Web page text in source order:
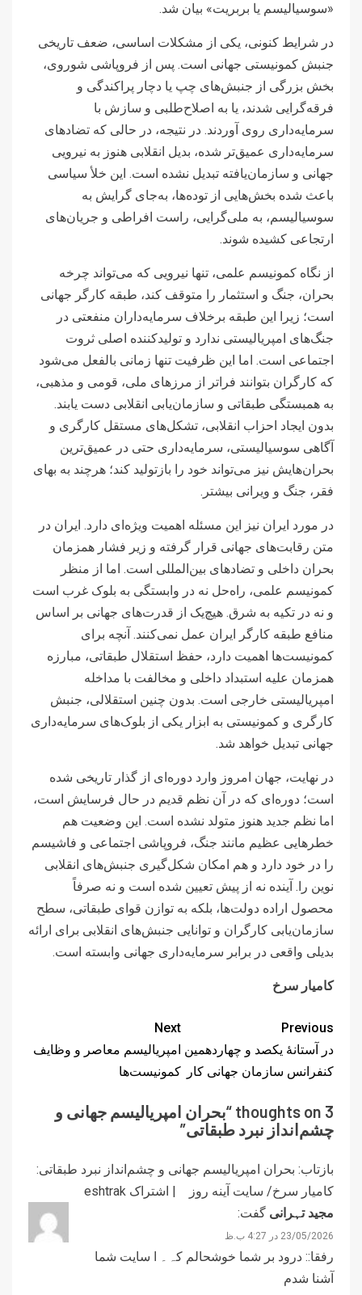
«سوسیالیسم یا بربریت» بیان شد.
در شرایط کنونی، یکی از مشکلات اساسی، ضعف تاریخی
جنبش کمونیستی جهانی است. پس از فروپاشی شوروی،
بخش بزرگی از جنبش‌های چپ یا دچار پراکندگی و
فرقه‌گرایی شدند، یا به اصلاح‌طلبی و سازش با
سرمایه‌داری روی آوردند. در نتیجه، در حالی که تضادهای
سرمایه‌داری عمیق‌تر شده، بدیل انقلابی هنوز به نیرویی
جهانی و سازمان‌یافته تبدیل نشده است. این خلأ سیاسی
باعث شده بخش‌هایی از توده‌ها، به‌جای گرایش به
سوسیالیسم، به ملی‌گرایی، راست افراطی و جریان‌های
ارتجاعی کشیده شوند.
از نگاه کمونیسم علمی، تنها نیرویی که می‌تواند چرخه
بحران، جنگ و استثمار را متوقف کند، طبقه کارگر جهانی
است؛ زیرا این طبقه برخلاف سرمایه‌داران منفعتی در
جنگ‌های امپریالیستی ندارد و تولیدکننده اصلی ثروت
اجتماعی است. اما این ظرفیت تنها زمانی بالفعل می‌شود
که کارگران بتوانند فراتر از مرزهای ملی، قومی و مذهبی،
به همبستگی طبقاتی و سازمان‌یابی انقلابی دست یابند.
بدون ایجاد احزاب انقلابی، تشکل‌های مستقل کارگری و
آگاهی سوسیالیستی، سرمایه‌داری حتی در عمیق‌ترین
بحران‌هایش نیز می‌تواند خود را بازتولید کند؛ هرچند به بهای
فقر، جنگ و ویرانی بیشتر.
در مورد ایران نیز این مسئله اهمیت ویژه‌ای دارد. ایران در
متن رقابت‌های جهانی قرار گرفته و زیر فشار همزمان
بحران داخلی و تضادهای بین‌المللی است. اما از منظر
کمونیسم علمی، راه‌حل نه در وابستگی به بلوک غرب است
و نه در تکیه به شرق. هیچ‌یک از قدرت‌های جهانی بر اساس
منافع طبقه کارگر ایران عمل نمی‌کنند. آنچه برای
کمونیست‌ها اهمیت دارد، حفظ استقلال طبقاتی، مبارزه
همزمان علیه استبداد داخلی و مخالفت با مداخله
امپریالیستی خارجی است. بدون چنین استقلالی، جنبش
کارگری و کمونیستی به ابزار یکی از بلوک‌های سرمایه‌داری
جهانی تبدیل خواهد شد.
در نهایت، جهان امروز وارد دوره‌ای از گذار تاریخی شده
است؛ دوره‌ای که در آن نظم قدیم در حال فرسایش است،
اما نظم جدید هنوز متولد نشده است. این وضعیت هم
خطرهایی عظیم مانند جنگ، فروپاشی اجتماعی و فاشیسم
را در خود دارد و هم امکان شکل‌گیری جنبش‌های انقلابی
نوین را. آینده نه از پیش تعیین شده است و نه صرفاً
محصول اراده دولت‌ها، بلکه به توازن قوای طبقاتی، سطح
سازمان‌یابی کارگران و توانایی جنبش‌های انقلابی برای ارائه
بدیلی واقعی در برابر سرمایه‌داری جهانی وابسته است.
کامیار سرخ
Previous
در آستانۀ یکصد و چهاردهمین
کنفرانس سازمان جهانی کار
Next
امپریالیسم معاصر و وظایف
کمونیست‌ها
3 thoughts on “
بحران امپریالیسم جهانی و
چشم‌انداز نبرد طبقاتی”
بازتاب: بحران امپریالیسم جهانی و چشم‌انداز نبرد طبقاتی:
کامیار سرخ/ سایت آینه‌ روز | اشتراک eshtrak
مجید تہرانی گفت:
23/05/2026 در 4:27 ب.ظ
رفقا:: درود بر شما خوشحالم کہ۔ ا سایت شما
آشنا شدم